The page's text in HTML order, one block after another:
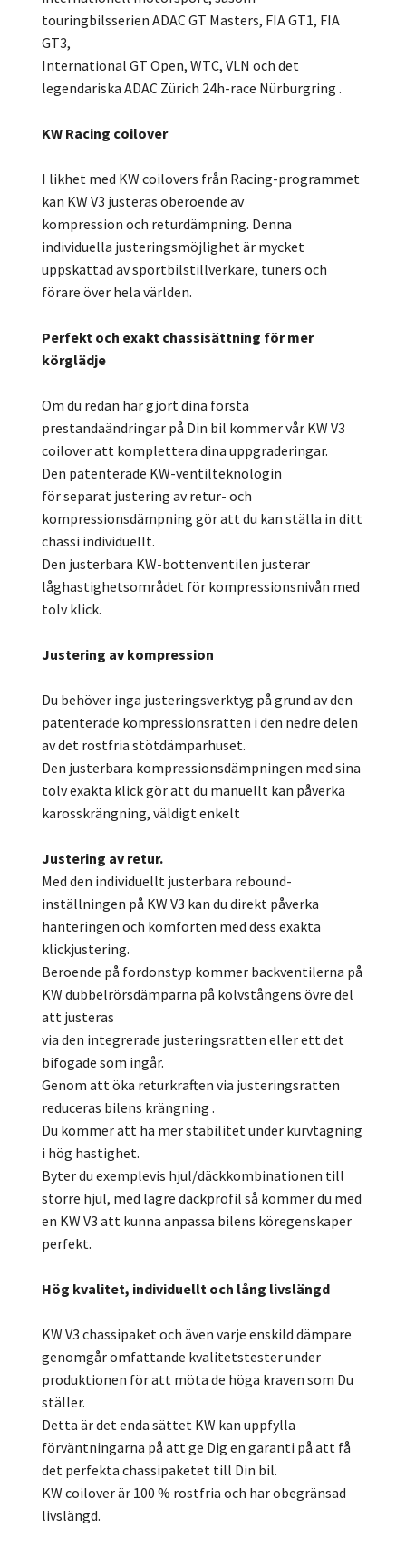
touringbilsserien ADAC GT Masters, FIA GT1, FIA
GT3,
International GT Open, WTC, VLN och det
legendariska ADAC Zürich 24h-race Nürburgring .
KW Racing coilover
I likhet med KW coilovers från Racing-programmet
kan KW V3 justeras oberoende av
kompression och returdämpning. Denna
individuella justeringsmöjlighet är mycket
uppskattad av sportbilstillverkare, tuners och
förare över hela världen.
Perfekt och exakt chassisättning för mer
körglädje
Om du redan har gjort dina första
prestandaändringar på Din bil kommer vår KW V3
coilover att komplettera dina uppgraderingar.
Den patenterade KW-ventilteknologin
för separat justering av retur- och
kompressionsdämpning gör att du kan ställa in ditt
chassi individuellt.
Den justerbara KW-bottenventilen justerar
låghastighetsområdet för kompressionsnivån med
tolv klick.
Justering av kompression
Du behöver inga justeringsverktyg på grund av den
patenterade kompressionsratten i den nedre delen
av det rostfria stötdämparhuset.
Den justerbara kompressionsdämpningen med sina
tolv exakta klick gör att du manuellt kan påverka
karosskrängning, väldigt enkelt
Justering av retur.
Med den individuellt justerbara rebound-
inställningen på KW V3 kan du direkt påverka
hanteringen och komforten med dess exakta
klickjustering.
Beroende på fordonstyp kommer backventilerna på
KW dubbelrörsdämparna på kolvstångens övre del
att justeras
via den integrerade justeringsratten eller ett det
bifogade som ingår.
Genom att öka returkraften via justeringsratten
reduceras bilens krängning .
Du kommer att ha mer stabilitet under kurvtagning
i hög hastighet.
Byter du exemplevis hjul/däckkombinationen till
större hjul, med lägre däckprofil så kommer du med
en KW V3 att kunna anpassa bilens köregenskaper
perfekt.
Hög kvalitet, individuellt och lång livslängd
KW V3 chassipaket och även varje enskild dämpare
genomgår omfattande kvalitetstester under
produktionen för att möta de höga kraven som Du
ställer.
Detta är det enda sättet KW kan uppfylla
förväntningarna på att ge Dig en garanti på att få
det perfekta chassipaketet till Din bil.
KW coilover är 100 % rostfria och har obegränsad
livslängd.